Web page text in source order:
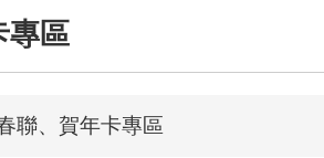
專區
聯、賀年卡專區